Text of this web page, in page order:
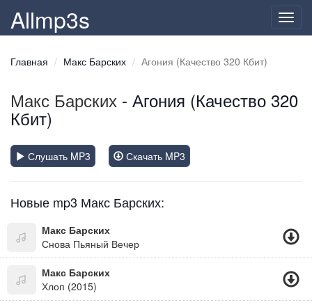
Allmp3s
Главная Макс Барских Агония (Качество 320 Кбит)
Макс Барских - Агония (Качество 320
Кбит)
Слушать MP3 Скачать MP3
Новые mp3 Макс Барских:
Макс Барских
Снова Пьяный Вечер
Макс Барских
Хлоп (2015)